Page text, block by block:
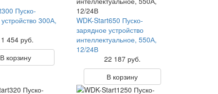
Пуско-
300А,
454 руб.
В корзину
WDK-Start650 Пуско-
зарядное устройство
интеллектуальное, 550А,
12/24В
22 187 руб.
В корзину